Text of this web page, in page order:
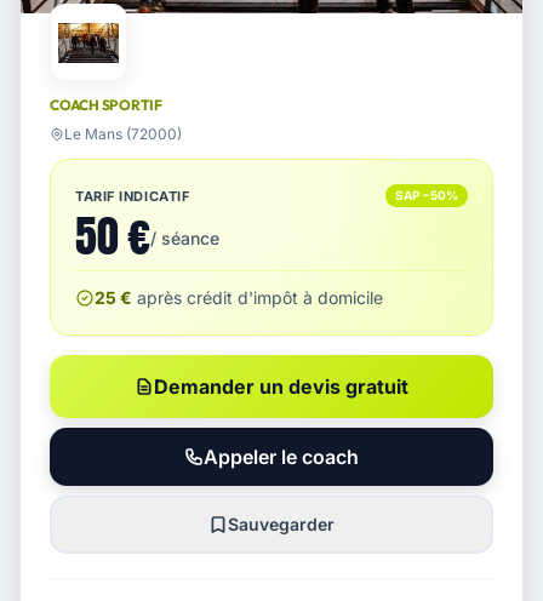
COACH SPORTIF
Le Mans (72000)
TARIF INDICATIF SAP −50%
50 €/ séance
25 € après crédit d'impôt à domicile
Demander un devis gratuit
Appeler le coach
Sauvegarder